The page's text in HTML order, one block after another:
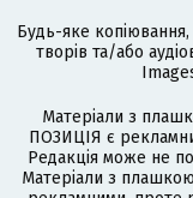
Будь-яке
творів та/або
Матеріали з
ПОЗИЦІЯ є
Редакція може не
Матеріали з